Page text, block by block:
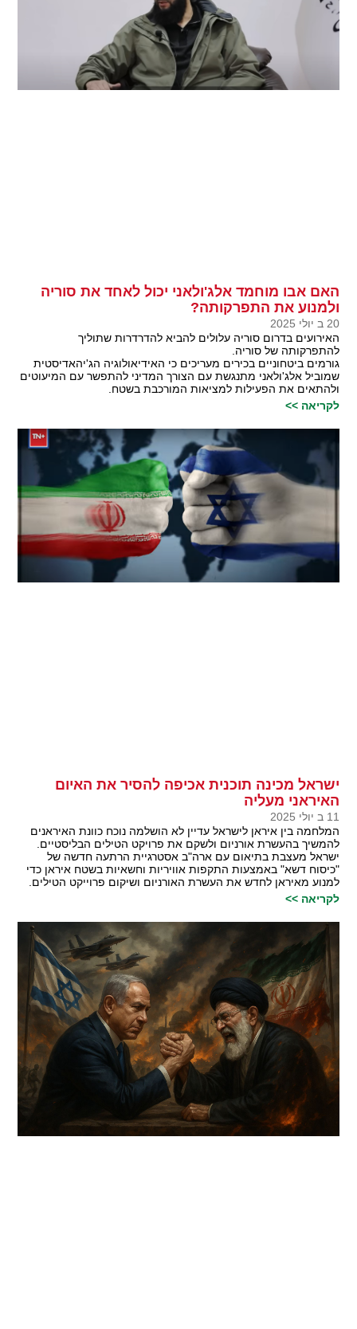
האם אבו מוחמד אלג'ולאני יכול לאחד את סוריה
ולמנוע את התפרקותה?
20 ב יולי 2025
האירועים בדרום סוריה עלולים להביא להדרדרות שתוליך
להתפרקותה של סוריה.
גורמים ביטחוניים בכירים מעריכים כי האידיאולוגיה הג'יהאדיסטית
שמוביל אלג'ולאני מתנגשת עם הצורך המדיני להתפשר עם המיעוטים
ולהתאים את הפעילות למציאות המורכבת בשטח.
לקריאה >>
ישראל מכינה תוכנית אכיפה להסיר את האיום
האיראני מעליה
11 ב יולי 2025
המלחמה בין איראן לישראל עדיין לא הושלמה נוכח כוונת האיראנים
להמשיך בהעשרת אורניום ולשקם את פרויקט הטילים הבליסטיים.
ישראל מעצבת בתיאום עם ארה"ב אסטרגיית הרתעה חדשה של
"כיסוח דשא" באמצעות התקפות אוויריות וחשאיות בשטח איראן כדי
למנוע מאיראן לחדש את העשרת האורניום ושיקום פרוייקט הטילים.
לקריאה >>